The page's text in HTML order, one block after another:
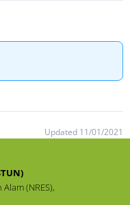
Updated 11/01/2021
(NRES),